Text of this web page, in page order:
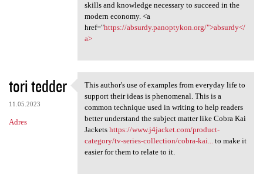
skills and knowledge necessary to succeed in the
modern economy. <a
href="https://absurdy.panoptykon.org/">absurdy</
a>
tori tedder
11.05.2023
Adres
This author's use of
This author's use of examples from everyday life to
support their ideas is phenomenal. This is a
common technique used in writing to help readers
better understand the subject matter like Cobra Kai
Jackets https://www.j4jacket.com/product-
category/tv-series-collection/cobra-kai...
to make it
easier for them to relate to it.